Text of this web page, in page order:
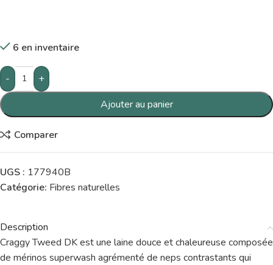
6 en inventaire
-
+
Ajouter au panier
Comparer
UGS : 177940B
Catégorie: Fibres naturelles
Description
Craggy Tweed DK est une laine douce et chaleureuse composée
de mérinos superwash agrémenté de neps contrastants qui